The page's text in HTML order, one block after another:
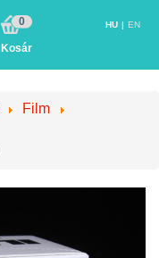
0
Kosár
HU EN
Film